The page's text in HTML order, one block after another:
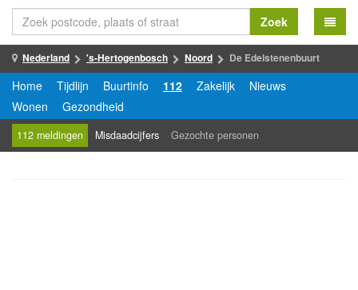
Zoek
Nederland 's-Hertogenbosch Noord De Edelstenenbuurt
Home Tijdlijn Buurtinfo 112 Zakelijk
Nieuws
Wonen
Gezondheid
112 meldingen Misdaadcijfers Gezochte personen